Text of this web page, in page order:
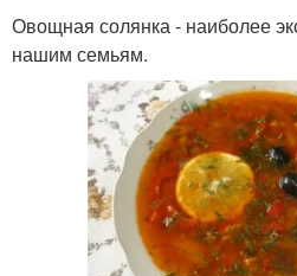
Овощная солянка - наиболее
нашим семьям.